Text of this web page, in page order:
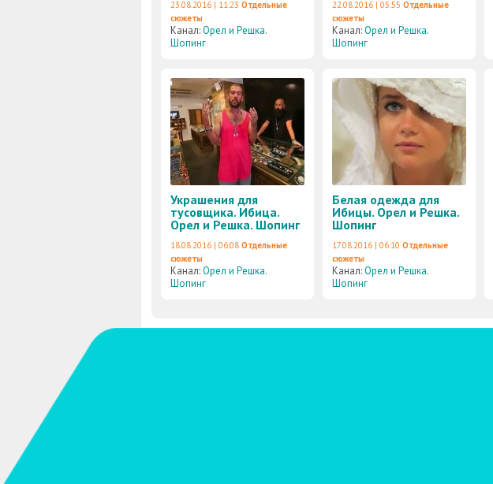
23.08.2016 | 11:23 Отдельные
сюжеты
Канал:Орел и Решка.
Шопинг
22.08.2016 | 05:55 Отдельные
сюжеты
Канал:Орел и Решка.
Шопинг
Украшения для
тусовщика. Ибица.
Орел и Решка. Шопинг
18.08.2016 | 06:08 Отдельные
сюжеты
Канал:Орел и Решка.
Шопинг
Белая одежда для
Ибицы. Орел и Решка.
Шопинг
17.08.2016 | 06:10 Отдельные
сюжеты
Канал:Орел и Решка.
Шопинг